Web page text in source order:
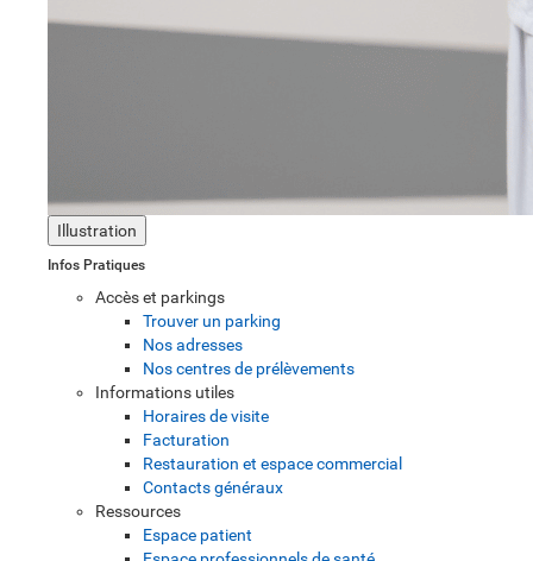
Illustration
Infos Pratiques
Accès et parkings
Trouver un parking
Nos adresses
Nos centres de prélèvements
Informations utiles
Horaires de visite
Facturation
Restauration et espace commercial
Contacts généraux
Ressources
Espace patient